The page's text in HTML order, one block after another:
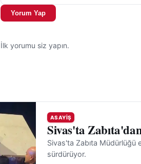
Yorum Yap
İlk yorumu siz yapın.
ASAYIŞ
Sivas'ta
Sivas'ta Zabıta Müdürlüğü
sürdürüyor.